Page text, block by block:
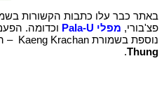
באתר כבר עלו כתבות הקשורות
פצ'בורי, מפלי Pala-U
וכדומה.
נוספת בשמורת Kaeng Krachan – הטיפוס על הר
Thung
.